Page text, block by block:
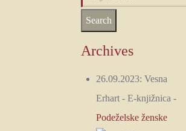
Archives
26.09.2023:Vesna
Erhart -E-knjižnica -
Podeželske ženske